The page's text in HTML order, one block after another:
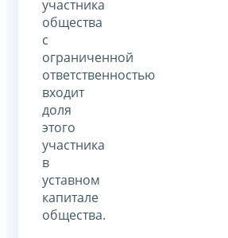
участника
общества
с
ограниченной
ответственностью
входит
доля
этого
участника
в
уставном
капитале
общества.